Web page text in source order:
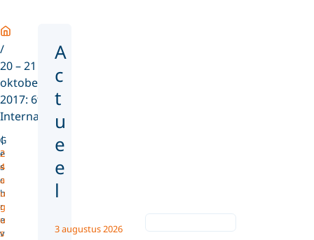
Home
20 – 21
oktober
2017: 6th
Internat...
G
e
s
c
h
r
e
v
2
4
a
u
g
u
s
A
c
t
u
e
e
l
3 augustus 2026